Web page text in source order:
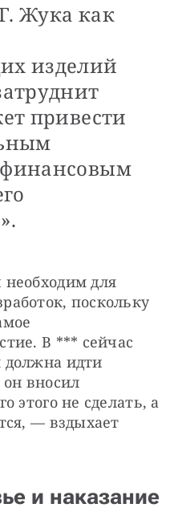
Жука как
изделий
привести
для
поскольку
В *** сейчас
должна идти
он вносил
этого не сделать, а
— вздыхает
и наказание